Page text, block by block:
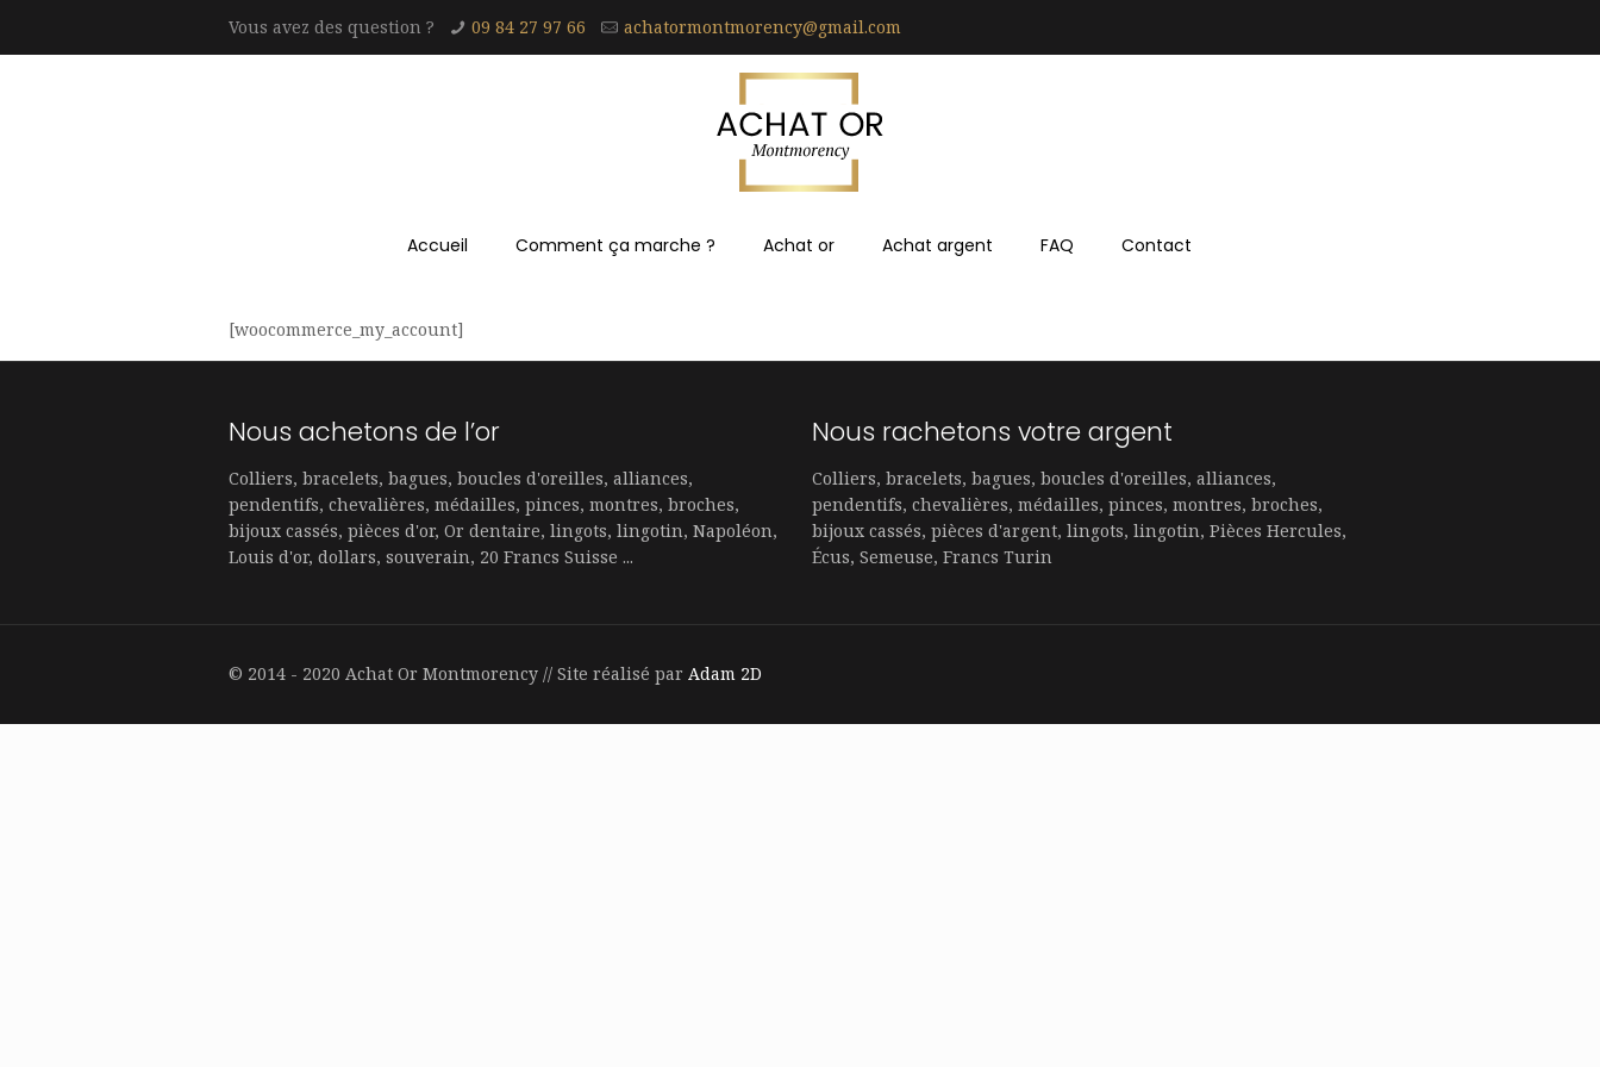
Vous avez des question ? 09 84 27 97 66 achatormontmorency@gmail.com
Accueil Comment ça marche ? Achat or Achat argent FAQ Contact
[woocommerce_my_account]
Nous achetons de l’or
Colliers, bracelets, bagues, boucles d'oreilles, alliances,
pendentifs, chevalières, médailles, pinces, montres, broches,
bijoux cassés, pièces d'or, Or dentaire, lingots, lingotin, Napoléon,
Louis d'or, dollars, souverain, 20 Francs Suisse ...
Nous rachetons votre argent
Colliers, bracelets, bagues, boucles d'oreilles, alliances,
pendentifs, chevalières, médailles, pinces, montres, broches,
bijoux cassés, pièces d'argent, lingots, lingotin, Pièces Hercules,
Écus, Semeuse, Francs Turin
© 2014 - 2020 Achat Or Montmorency // Site réalisé par Adam 2D